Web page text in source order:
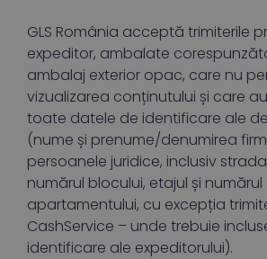
GLS România acceptă trimiterile
expeditor, ambalate
ambalaj exterior opac, care nu
vizualizarea conținutului și care
toate datele de identificare ale
(nume și prenume/denumirea
persoanele juridice, inclusiv
numărul blocului, etajul și numărul
apartamentului, cu excepția
CashService – unde trebuie
identificare ale expeditorului).